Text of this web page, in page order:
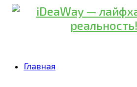
Главная